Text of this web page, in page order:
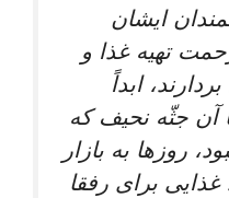
ايشان
تهيه غذا و
ابداً
آن جثّه نحيف كه
روزها به بازار
براى رفقا